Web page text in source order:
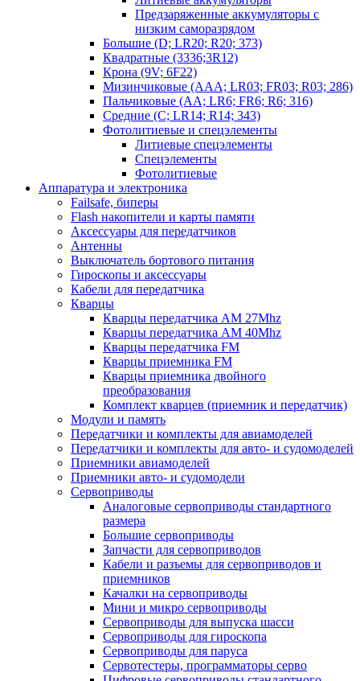
Предзаряженные аккумуляторы с
низким саморазрядом
Большие (D; LR20; R20; 373)
Квадратные (3336;3R12)
Крона (9V; 6F22)
Мизинчиковые (AAA; LR03; FR03; R03; 286)
Пальчиковые (AA; LR6; FR6; R6; 316)
Средние (C; LR14; R14; 343)
Фотолитиевые и спецэлементы
Литиевые спецэлементы
Спецэлементы
Фотолитиевые
Аппаратура и электроника
Failsafe, биперы
Flash накопители и карты памяти
Аксессуары для передатчиков
Антенны
Выключатель бортового питания
Гироскопы и аксессуары
Кабели для передатчика
Кварцы
Кварцы передатчика AM 27Mhz
Кварцы передатчика AM 40Mhz
Кварцы передатчика FM
Кварцы приемника FM
Кварцы приемника двойного
преобразования
Комплект кварцев (приемник и передатчик)
Модули и память
Передатчики и комплекты для авиамоделей
Передатчики и комплекты для авто- и судомоделей
Приемники авиамоделей
Приемники авто- и судомодели
Сервоприводы
Аналоговые сервоприводы стандартного
размера
Большие сервоприводы
Запчасти для сервоприводов
Кабели и разъемы для сервоприводов и
приемников
Качалки на сервоприводы
Мини и микро сервоприводы
Сервоприводы для выпуска шасси
Сервоприводы для гироскопа
Сервоприводы для паруса
Сервотестеры, программаторы серво